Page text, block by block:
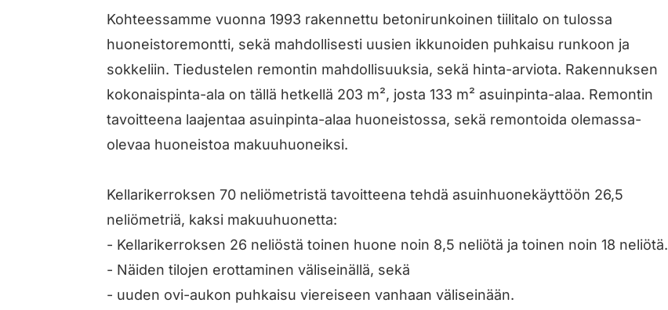
Kohteessamme vuonna 1993 rakennettu betonirunkoinen tiilitalo on tulossa
huoneistoremontti, sekä mahdollisesti uusien ikkunoiden puhkaisu runkoon ja
sokkeliin. Tiedustelen remontin mahdollisuuksia, sekä hinta-arviota. Rakennuksen
kokonaispinta-ala on tällä hetkellä 203 m², josta 133 m² asuinpinta-alaa. Remontin
tavoitteena laajentaa asuinpinta-alaa huoneistossa, sekä remontoida olemassa-
olevaa huoneistoa makuuhuoneiksi.
Kellarikerroksen 70 neliömetristä tavoitteena tehdä asuinhuonekäyttöön 26,5
neliömetriä, kaksi makuuhuonetta:
- Kellarikerroksen 26 neliöstä toinen huone noin 8,5 neliötä ja toinen noin 18 neliötä.
- Näiden tilojen erottaminen väliseinällä, sekä
- uuden ovi-aukon puhkaisu viereiseen vanhaan väliseinään.